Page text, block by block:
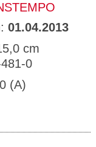
01.04.2013
cm
0
(A)